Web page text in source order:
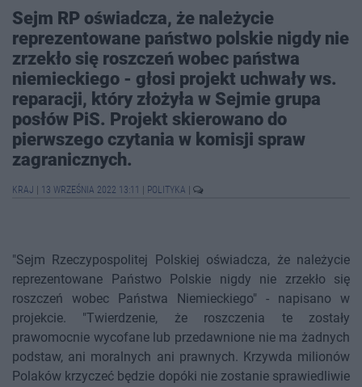
Sejm RP oświadcza, że należycie
reprezentowane państwo polskie nigdy nie
zrzekło się roszczeń wobec państwa
niemieckiego - głosi projekt uchwały ws.
reparacji, który złożyła w Sejmie grupa
posłów PiS. Projekt skierowano do
pierwszego czytania w komisji spraw
zagranicznych.
KRAJ 13 WRZEŚNIA 2022 13:11 POLITYKA
"Sejm Rzeczypospolitej Polskiej oświadcza, że należycie
reprezentowane Państwo Polskie nigdy nie zrzekło się
roszczeń wobec Państwa Niemieckiego" - napisano w
projekcie. "Twierdzenie, że roszczenia te zostały
prawomocnie wycofane lub przedawnione nie ma żadnych
podstaw, ani moralnych ani prawnych. Krzywda milionów
Polaków krzyczeć będzie dopóki nie zostanie sprawiedliwie